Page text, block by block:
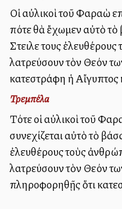
Οἱ αὐλικοὶ τοῦ Φαραὼ
πότε θὰ ἔχωμεν αὐτὸ
Στειλε τους
λατρεύσουν τὸν Θεόν
κατεστράφη ἡ Αἴγυπτος
Τρεμπέλα
Τότε οἱ αὐλικοὶ τοῦ
συνεχίζεται αὐτὸ τὸ
ἐλευθέρους τοὺς
λατρεύσουν τὸν Θεόν
πληροφορηθῇς ὅτι